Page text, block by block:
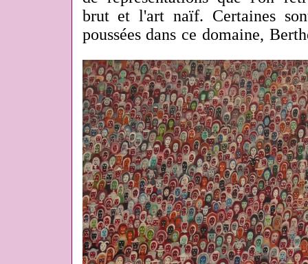
brut et l'art naïf. Certaines
poussées dans ce domaine,